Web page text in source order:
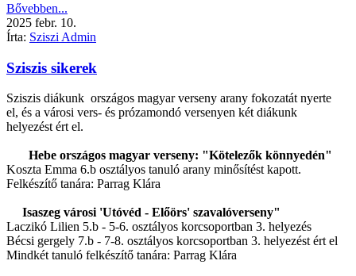
Bővebben...
2025 febr. 10.
Írta: Sziszi Admin
Sziszis sikerek
Sziszis diákunk országos magyar verseny arany fokozatát nyerte
el, és a városi vers- és prózamondó versenyen két diákunk
helyezést ért el.
Hebe országos magyar verseny: "Kötelezők könnyedén"
Koszta Emma 6.b osztályos tanuló arany minősítést kapott.
Felkészítő tanára: Parrag Klára
Isaszeg városi 'Utóvéd - Előörs' szavalóverseny"
Laczikó Lilien 5.b - 5-6. osztályos korcsoportban 3. helyezés
Bécsi gergely 7.b - 7-8. osztályos korcsoportban 3. helyezést ért el
Mindkét tanuló felkészítő tanára: Parrag Klára